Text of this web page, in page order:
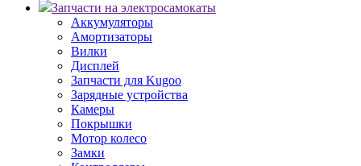
Запчасти на электросамокаты
Аккумуляторы
Амортизаторы
Вилки
Дисплей
Запчасти для Kugoo
Зарядные устройства
Камеры
Покрышки
Мотор колесо
Замки